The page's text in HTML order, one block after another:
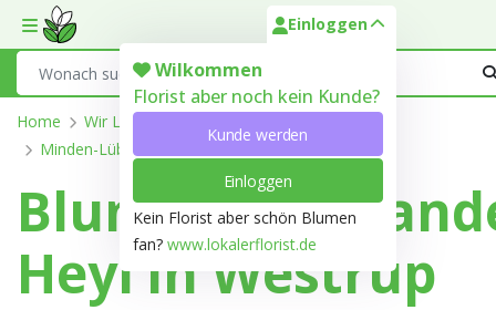
Toggle mobile menu
Einloggen
Wilkommen
Florist aber noch kein Kunde?
Kunde werden
Einloggen
Kein Florist aber schön Blumen
fan? www.lokalerflorist.de
Home Wir Liefern
Minden-Lübbecke
Heyl in Westrup